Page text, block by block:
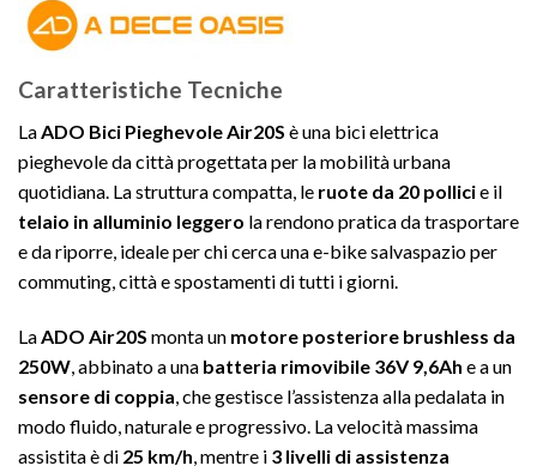
Caratteristiche Tecniche
LaADO Bici Pieghevole Air20S è una bici elettrica
pieghevole da città progettata per la mobilità urbana
quotidiana. La struttura compatta, le ruote da 20 pollicie il
telaio in alluminio leggero la rendono pratica da trasportare
e da riporre, ideale per chi cerca una e-bike salvaspazio per
commuting, città e spostamenti di tutti i giorni.
LaADO Air20S monta un motore posteriore brushless da
250W, abbinato a una batteria rimovibile 36V 9,6Ah e a un
sensore di coppia, che gestisce l’assistenza alla pedalata in
modo fluido, naturale e progressivo. La velocità massima
assistita è di 25 km/h, mentre i 3 livelli di assistenza